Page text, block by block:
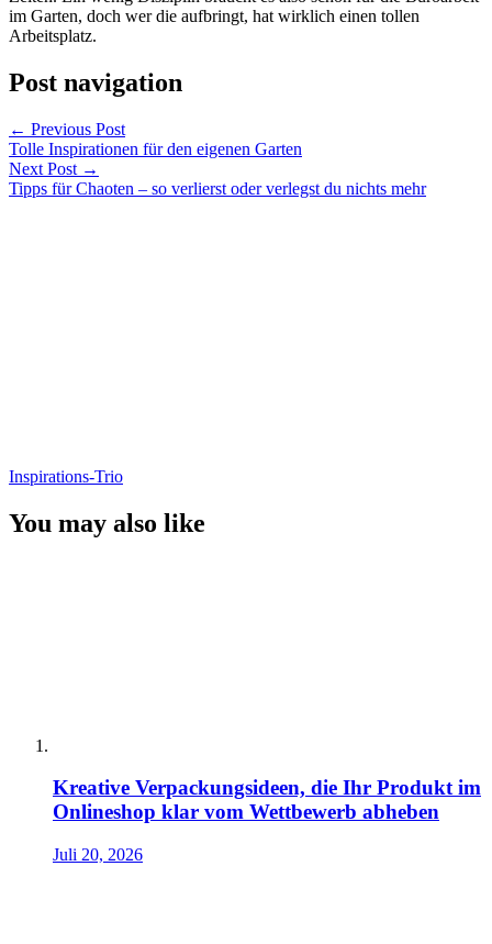
im Garten, doch wer die aufbringt, hat wirklich einen tollen
Arbeitsplatz.
Post navigation
← Previous Post
Tolle Inspirationen für den eigenen Garten
Next Post →
Tipps für Chaoten – so verlierst oder verlegst du nichts mehr
Inspirations-Trio
You may also like
Kreative Verpackungsideen, die Ihr Produkt im
Onlineshop klar vom Wettbewerb abheben
Juli 20, 2026